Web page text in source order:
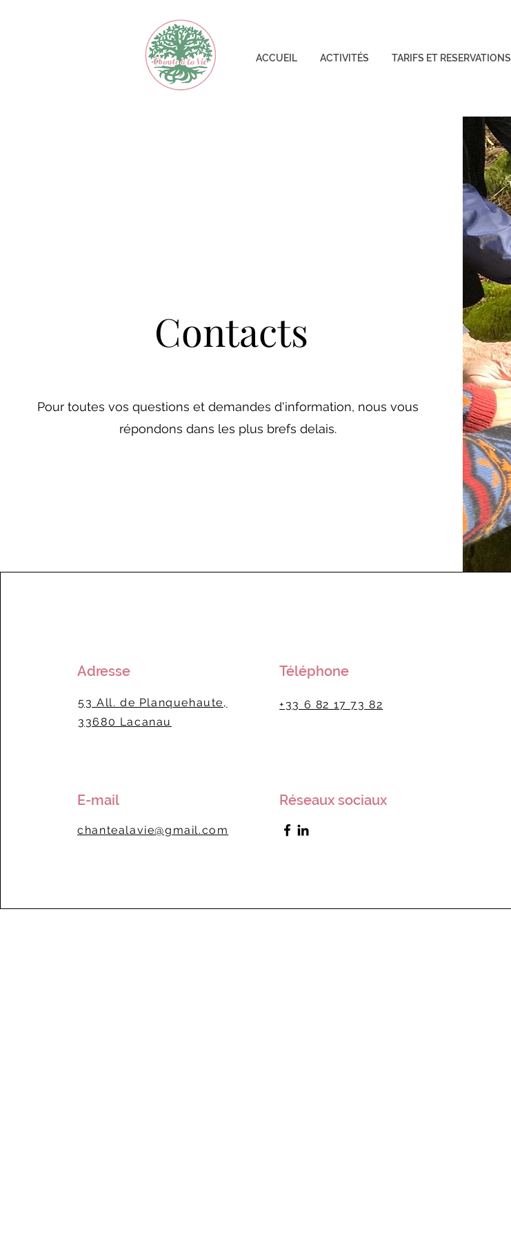
ACCUEIL ACTIVITÉS TARIFS ET RESERVATIONS
Contacts
Pour toutes vos questions et demandes d'information, nous vous
répondons dans les plus brefs delais.
Adresse
53 All. de Planquehaute,
33680 Lacanau
E-mail
chantealavie@gmail.com
Téléphone
+33 6 82 17 73 82
Réseaux sociaux